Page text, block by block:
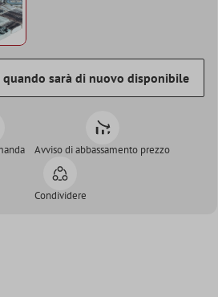
quando sarà di nuovo disponibile
Avviso di abbassamento prezzo
Condividere